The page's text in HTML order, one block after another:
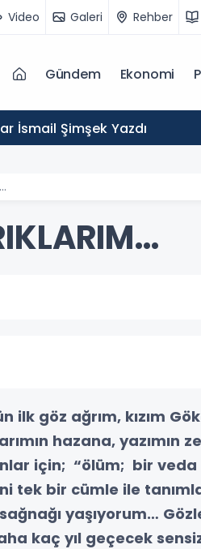
Video Galeri Rehber
Gündem Ekonomi
İsmail Şimşek Yazdı
ilk göz ağrım, kızım
hazana, yazımın
için; “ölüm; bir veda
tek bir cümle ile
yaşıyorum…
kaç yıl geçecek